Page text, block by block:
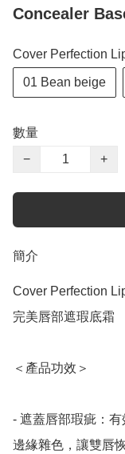
Concealer
Cover Perfection
01 Bean beige
數量
−
+
簡介
Cover Perfection
完美唇部遮瑕底霜
＜產品功效＞
- 遮蓋唇部瑕疵：
邊緣雜色，讓雙唇